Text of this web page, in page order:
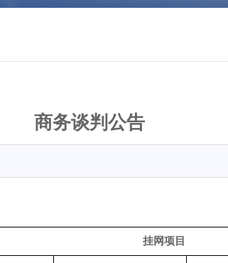
商务谈判公告
挂网项目